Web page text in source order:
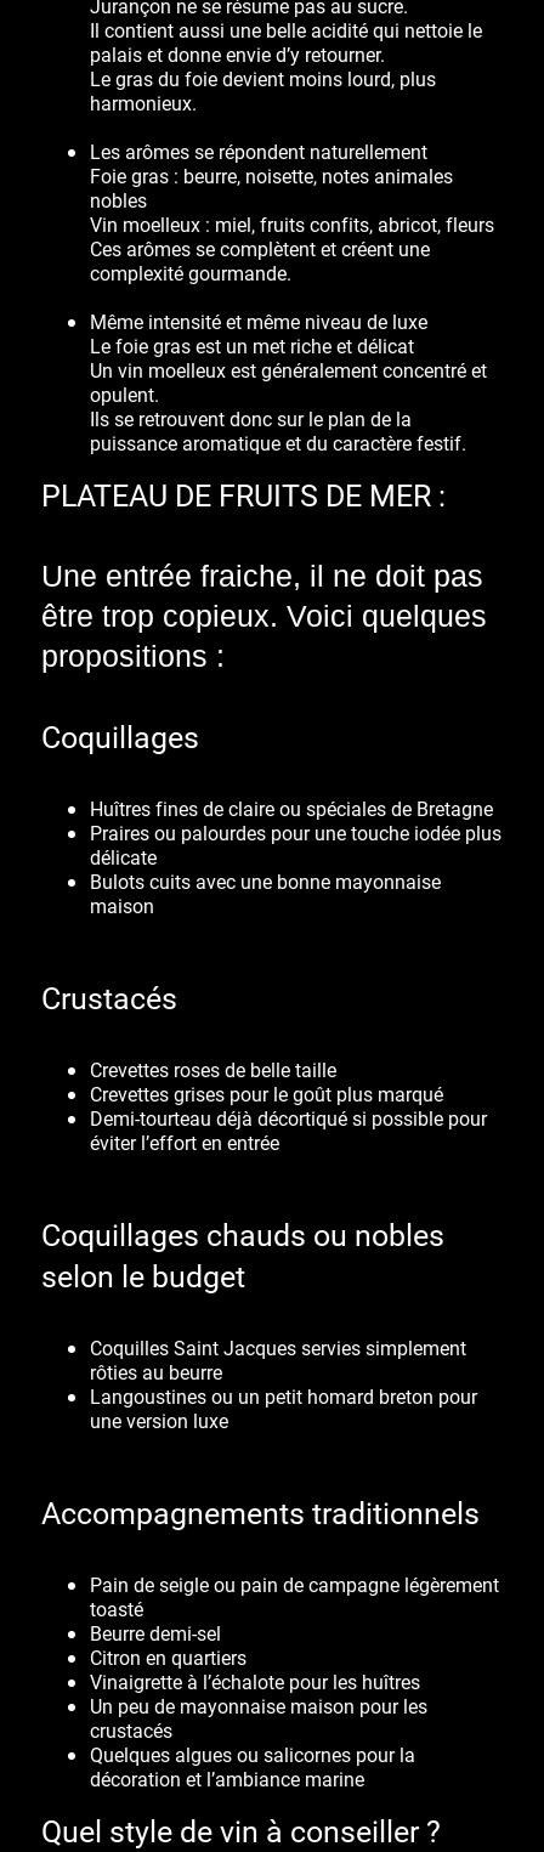
Jurançon ne se résume pas au sucre.
Il contient aussi une belle acidité qui nettoie le
palais et donne envie d’y retourner.
Le gras du foie devient moins lourd, plus
harmonieux.
Les arômes se répondent naturellement
Foie gras : beurre, noisette, notes animales
nobles
Vin moelleux : miel, fruits confits, abricot, fleurs
Ces arômes se complètent et créent une
complexité gourmande.
Même intensité et même niveau de luxe
Le foie gras est un met riche et délicat
Un vin moelleux est généralement concentré et
opulent.
Ils se retrouvent donc sur le plan de la
puissance aromatique et du caractère festif.
PLATEAU DE FRUITS DE MER :
Une entrée fraiche, il ne doit pas
être trop copieux. Voici quelques
propositions :
Coquillages
Huîtres fines de claire ou spéciales de Bretagne
Praires ou palourdes pour une touche iodée plus
délicate
Bulots cuits avec une bonne mayonnaise
maison
Crustacés
Crevettes roses de belle taille
Crevettes grises pour le goût plus marqué
Demi-tourteau déjà décortiqué si possible pour
éviter l’effort en entrée
Coquillages chauds ou nobles
selon le budget
Coquilles Saint Jacques servies simplement
rôties au beurre
Langoustines ou un petit homard breton pour
une version luxe
Accompagnements traditionnels
Pain de seigle ou pain de campagne légèrement
toasté
Beurre demi-sel
Citron en quartiers
Vinaigrette à l’échalote pour les huîtres
Un peu de mayonnaise maison pour les
crustacés
Quelques algues ou salicornes pour la
décoration et l’ambiance marine
Quel style de vin à conseiller ?